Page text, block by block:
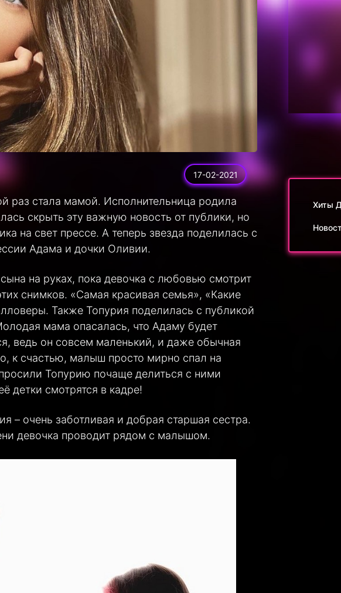
17-02-2021
раз стала мамой. Исполнительница родила
скрыть эту важную новость от публики, но
на свет прессе. А теперь звезда поделилась с
Адама и дочки Оливии.
на руках, пока девочка с любовью смотрит
снимков. «Самая красивая семья», «Какие
Также Топурия поделилась с публикой
мама опасалась, что Адаму будет
ведь он совсем маленький, и даже обычная
к счастью, малыш просто мирно спал на
Топурию почаще делиться с ними
детки смотрятся в кадре!
– очень заботливая и добрая старшая сестра.
девочка проводит рядом с малышом.
Хиты